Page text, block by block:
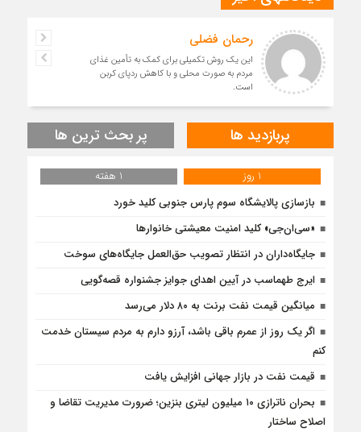
رحمان فضلی
این یک روش تکمیلی برای کمک به تأمین غذای
مردم به صورت محلی و با کاهش ردپای کربن
است.
پربازدید ها پر بحث ترین ها
1 روز
1 هفته
بازسازی پالایشگاه سوم پارس جنوبی کلید خورد
«سی‌ان‌جی» کلید امنیت معیشتی خانوارها
جایگاه‌داران در انتظار تصویب حق‌العمل جایگاه‌های سوخت
ایرج طهماسب در آیین اهدای جوایز جشنواره قصه‌گویی
میانگین قیمت نفت برنت به ۸۰ دلار می‌رسد
اگر یک روز از عمرم باقی باشد، آرزو دارم به مردم سیستان خدمت
کنم
قیمت نفت در بازار جهانی افزایش یافت
بحران ناترازی ۱۰ میلیون لیتری بنزین؛ ضرورت مدیریت تقاضا و
اصلاح ساختار